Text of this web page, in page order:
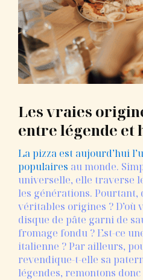
Lesvraies
entrelégende et
Lapizza est aujourd’hui
populaires au monde.
universelle, elle traverse
les générations. Pourtant,
véritables origines ? D’où
disque de pâte garni de
fromage fondu ? Est-ce
italienne ? Par ailleurs,
revendique-t-elle sa
légendes, remontons donc